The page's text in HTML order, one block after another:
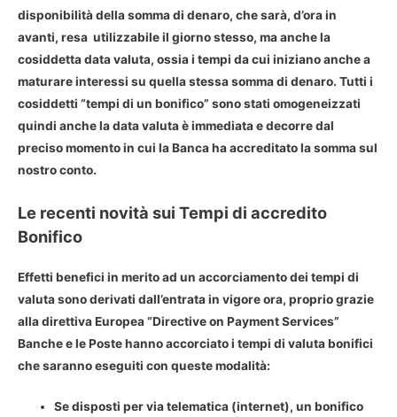
disponibilità della somma di denaro, che sarà, d’ora in
avanti, resa utilizzabile il giorno stesso, ma anche la
cosiddetta data valuta, ossia i tempi da cui iniziano anche a
maturare interessi su quella stessa somma di denaro. Tutti i
cosiddetti “tempi di un bonifico” sono stati omogeneizzati
quindi anche la data valuta è immediata e decorre dal
preciso momento in cui la Banca ha accreditato la somma sul
nostro conto.
Le recenti novità sui Tempi di accredito
Bonifico
Effetti benefici in merito ad un accorciamento dei tempi di
valuta sono derivati dall’entrata in vigore ora, proprio grazie
alla direttiva Europea “Directive on Payment Services”
Banche e le Poste hannoaccorciato i tempi di valuta bonifici
che saranno eseguiti con queste modalità:
Se disposti per via telematica (internet), un bonifico